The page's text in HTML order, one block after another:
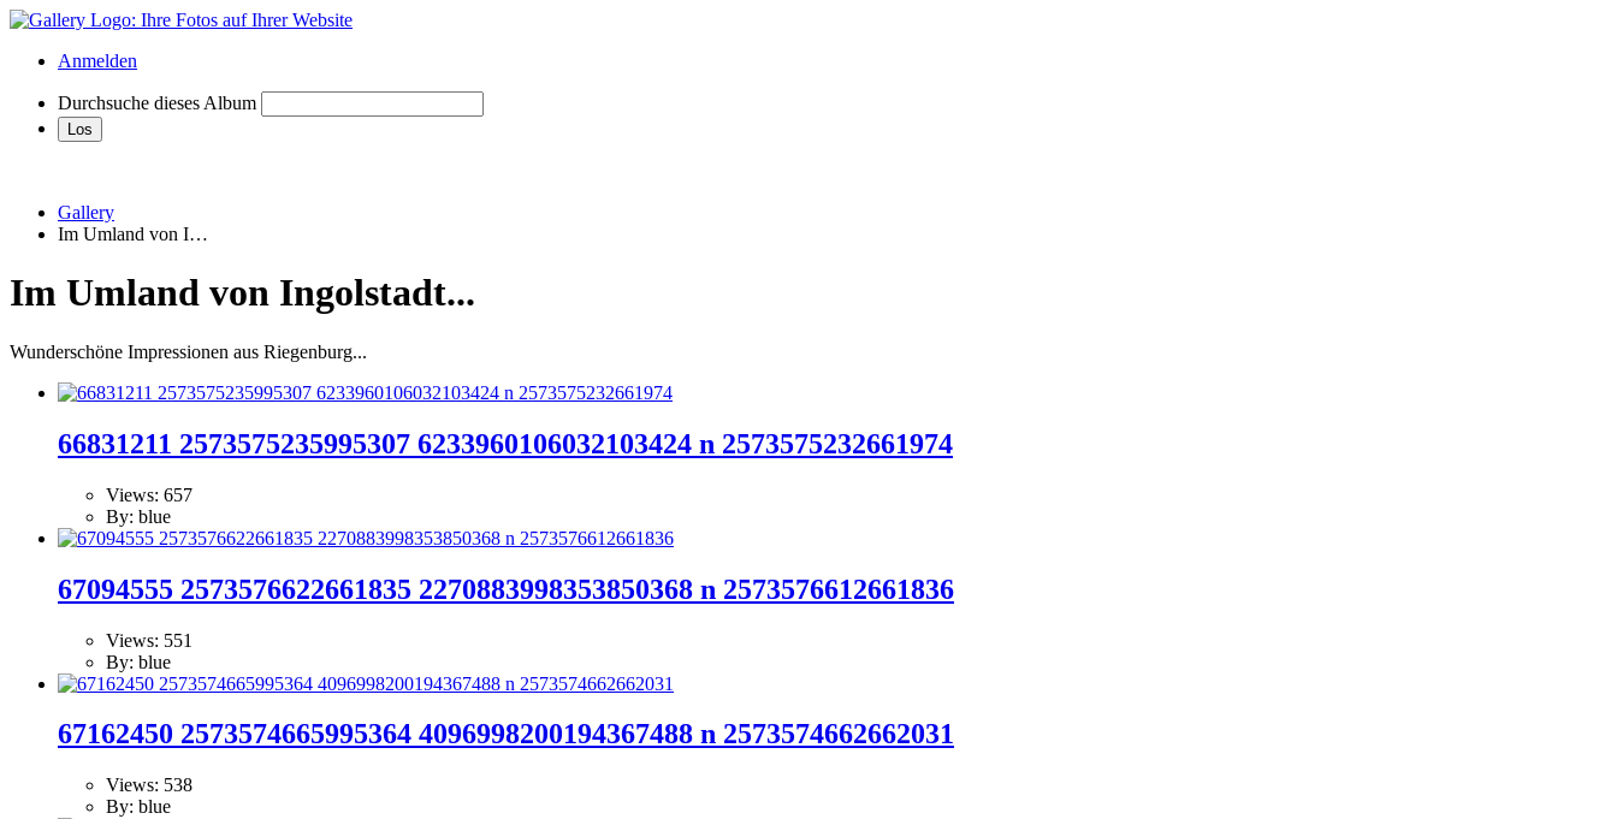
Anmelden
Durchsuche dieses Album
Gallery
Im Umland von I…
Im Umland von Ingolstadt...
Wunderschöne Impressionen aus Riegenburg...
66831211 2573575235995307 6233960106032103424 n 2573575232661974
Views: 657
By: blue
67094555 2573576622661835 2270883998353850368 n 2573576612661836
Views: 551
By: blue
67162450 2573574665995364 4096998200194367488 n 2573574662662031
Views: 538
By: blue